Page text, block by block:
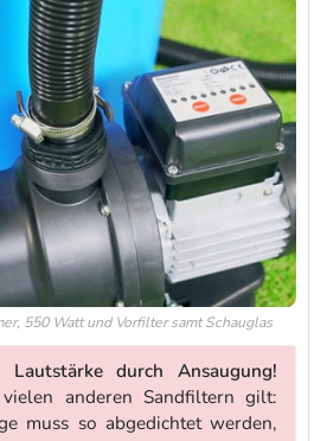
550 Watt und Vorfilter samt Schauglas
Lautstärke durch Ansaugung!
anderen Sandfiltern gilt:
muss so abgedichtet werden,